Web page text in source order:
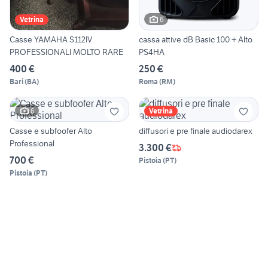
Vetrina
Casse YAMAHA S112IV
PROFESSIONALI MOLTO RARE
400 €
Bari(BA)
6
cassa attive dB Basic 100 + Alto
PS4HA
250 €
Roma (RM)
6
Casse e subfoofer Alto
Professional
700 €
Pistoia (PT)
Vetrina
diffusori e pre finale audiodarex
3.300 €
Pistoia (PT)